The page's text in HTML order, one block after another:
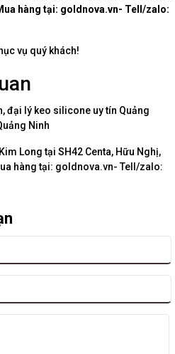
hàng tại: goldnova.vn- Tell/zalo:
vụ quý khách!
đại lý keo silicone uy tín Quảng
Ninh
Long tại SH42 Centa, Hữu Nghị,
hàng tại: goldnova.vn- Tell/zalo: